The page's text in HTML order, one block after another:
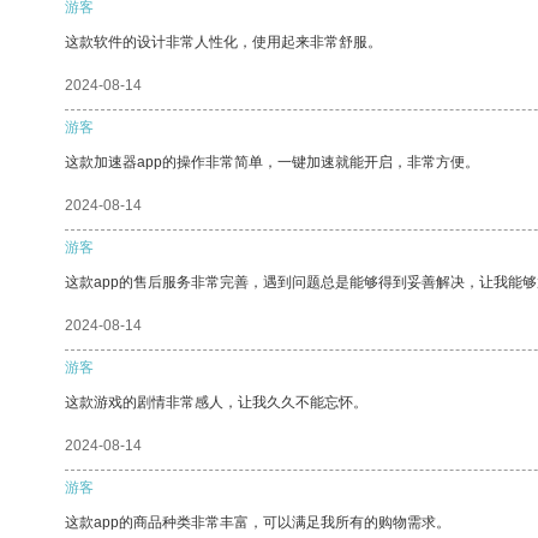
游客
这款软件的设计非常人性化，使用起来非常舒服。
2024-08-14
游客
这款加速器app的操作非常简单，一键加速就能开启，非常方便。
2024-08-14
游客
这款app的售后服务非常完善，遇到问题总是能够得到妥善解决，让我能够
2024-08-14
游客
这款游戏的剧情非常感人，让我久久不能忘怀。
2024-08-14
游客
这款app的商品种类非常丰富，可以满足我所有的购物需求。